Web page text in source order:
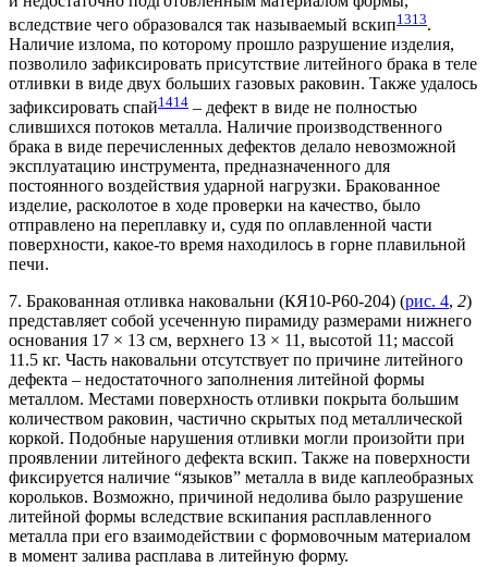
вследствие чего образовался так называемый вскип1313.
Наличие излома, по которому прошло разрушение изделия,
позволило зафиксировать присутствие литейного брака в теле
отливки в виде двух больших газовых раковин. Также удалось
зафиксировать спай1414 – дефект в виде не полностью
слившихся потоков металла. Наличие производственного
брака в виде перечисленных дефектов делало невозможной
эксплуатацию инструмента, предназначенного для
постоянного воздействия ударной нагрузки. Бракованное
изделие, расколотое в ходе проверки на качество, было
отправлено на переплавку и, судя по оплавленной части
поверхности, какое-то время находилось в горне плавильной
печи.
7. Бракованная отливка наковальни (КЯ10-Р60-204) (рис. 4, 2)
представляет собой усеченную пирамиду размерами нижнего
основания 17 × 13 см, верхнего 13 × 11, высотой 11; массой
11.5 кг. Часть наковальни отсутствует по причине литейного
дефекта – недостаточного заполнения литейной формы
металлом. Местами поверхность отливки покрыта большим
количеством раковин, частично скрытых под металлической
коркой. Подобные нарушения отливки могли произойти при
проявлении литейного дефекта вскип. Также на поверхности
фиксируется наличие “языков” металла в виде каплеобразных
корольков. Возможно, причиной недолива было разрушение
литейной формы вследствие вскипания расплавленного
металла при его взаимодействии с формовочным материалом
в момент залива расплава в литейную форму.